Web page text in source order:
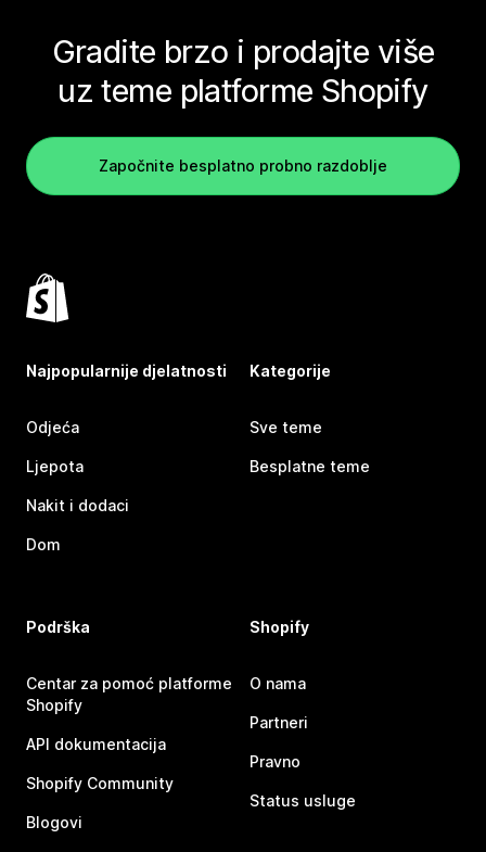
Gradite brzo i prodajte više
uz teme platforme Shopify
Započnite besplatno probno razdoblje
Najpopularnije djelatnosti
Odjeća
Ljepota
Nakit i dodaci
Dom
Kategorije
Sve teme
Besplatne teme
Podrška
Centar za pomoć platforme
Shopify
API dokumentacija
Shopify Community
Blogovi
Shopify
O nama
Partneri
Pravno
Status usluge